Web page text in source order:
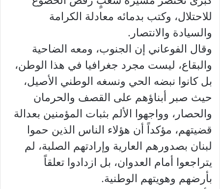
للاحتلال، وكتب بدمائه معادلة الكرامة
والسيادة والانتصار.
وقال الفوعاني إن الجنوب، ومعه الضاحية
والبقاع، ليست مجرد جغرافيا في هذا الوطن،
بل كانوا نبضه الحي ونسغه الوطني الأصيل،
حيث صبر أبناؤهم على القصف والحرمان
والحصار، وواجهوا الألم بثبات المؤمنين بعدالة
قضيتهم، مؤكداً أن هؤلاء الناس الذين حموا
لبنان بصدورهم العارية وإرادتهم الصلبة، لم
يتراجعوا أمام العدوان، بل ازدادوا تعلقاً
بأرضهم وهويتهم الوطنية.